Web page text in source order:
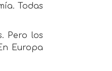
Todas
Pero los
Europa